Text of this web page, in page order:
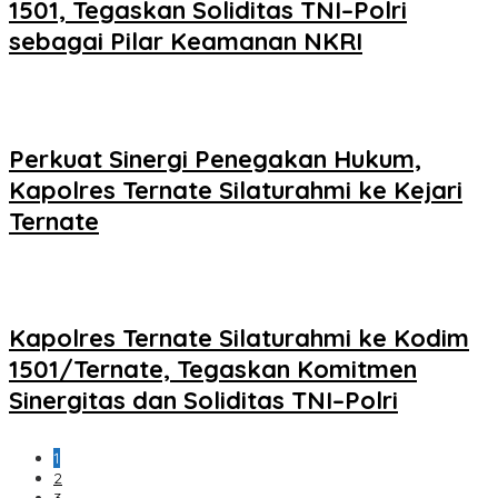
1501, Tegaskan Soliditas TNI–Polri
sebagai Pilar Keamanan NKRI
Perkuat Sinergi Penegakan Hukum,
Kapolres Ternate Silaturahmi ke Kejari
Ternate
Kapolres Ternate Silaturahmi ke Kodim
1501/Ternate, Tegaskan Komitmen
Sinergitas dan Soliditas TNI–Polri
1
2